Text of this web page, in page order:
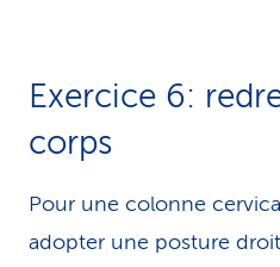
Exercice 6:
corps
Pour une colonne
adopter une posture